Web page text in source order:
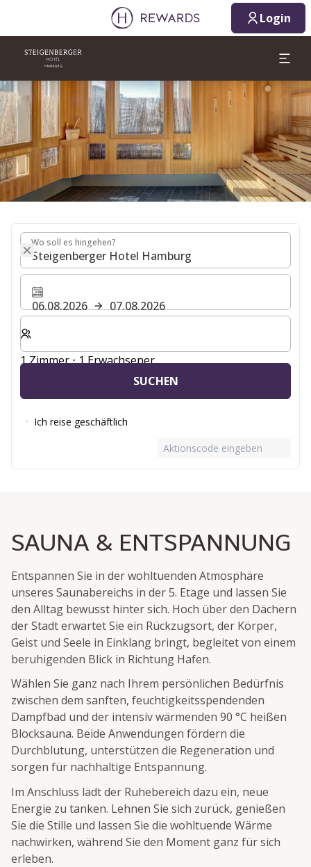
Login
Dia 1 von 1
07.08.2026
1 Zimmer ⋅ 1 Erwachsener
Wo soll es hingehen?
Wo soll es hingehen?
06.08.2026
07.08.2026
Wählen Sie die Anzahl der Zimmer und Gäste für Ihren
1 Zimmer ⋅ 1 Erwachsener
SUCHEN
Ich reise geschäftlich
Aktionscode eingeben
SAUNA & ENTSPANNUNG
Entspannen Sie in der wohltuenden Atmosphäre
unseres Saunabereichs in der 5. Etage und lassen Sie
den Alltag bewusst hinter sich. Hoch über den Dächern
der Stadt erwartet Sie ein Rückzugsort, der Körper,
Geist und Seele in Einklang bringt, begleitet von einem
beruhigenden Blick in Richtung Hafen.
Wählen Sie ganz nach Ihrem persönlichen Bedürfnis
zwischen dem sanften, feuchtigkeitsspendenden
Dampfbad und der intensiv wärmenden 90 °C heißen
Blocksauna. Beide Anwendungen fördern die
Durchblutung, unterstützen die Regeneration und
sorgen für nachhaltige Entspannung.
Im Anschluss lädt der Ruhebereich dazu ein, neue
Energie zu tanken. Lehnen Sie sich zurück, genießen
Sie die Stille und lassen Sie die wohltuende Wärme
nachwirken, während Sie den Moment ganz für sich
erleben.